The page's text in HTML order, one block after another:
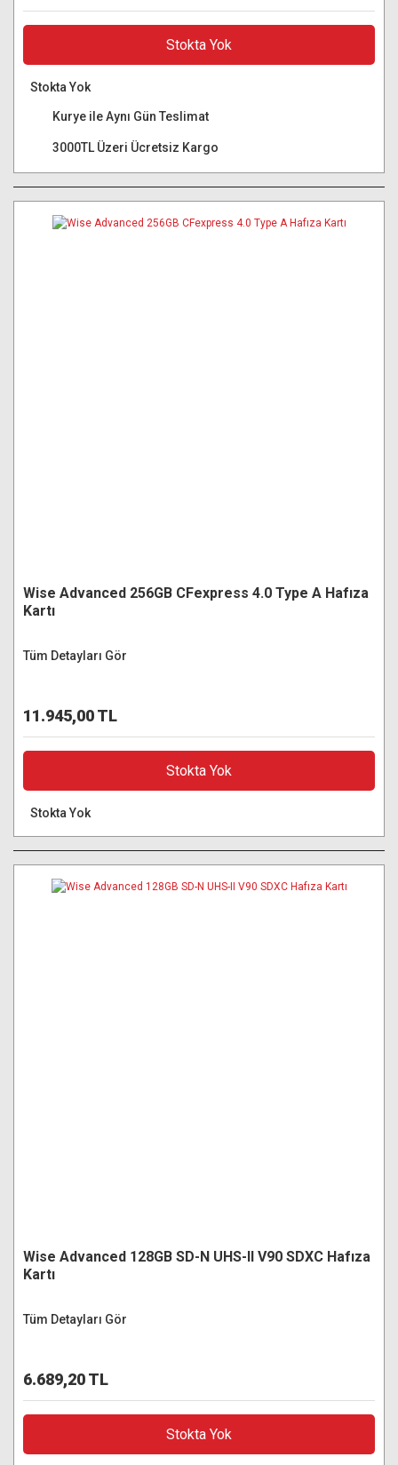
Stokta Yok
Stokta Yok
Kurye ile Aynı Gün Teslimat
3000TL Üzeri Ücretsiz Kargo
Wise Advanced 256GB CFexpress 4.0 Type A Hafıza
Kartı
Tüm Detayları Gör
11.945,00 TL
Stokta Yok
Stokta Yok
Wise Advanced 128GB SD-N UHS-II V90 SDXC Hafıza
Kartı
Tüm Detayları Gör
6.689,20 TL
Stokta Yok